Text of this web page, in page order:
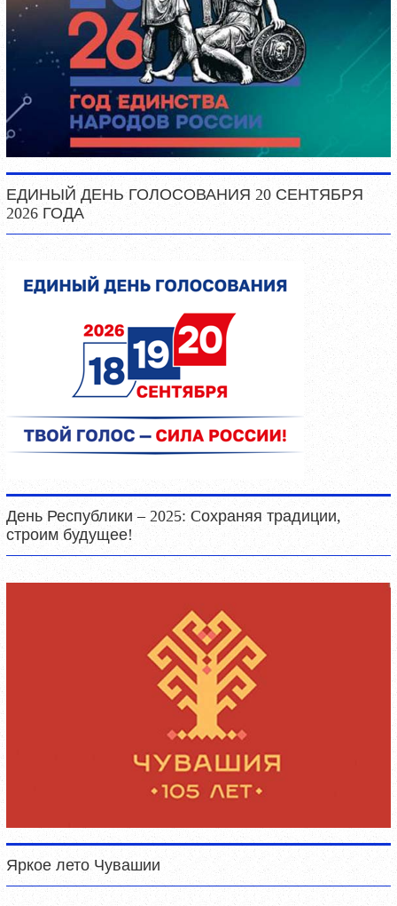
ЕДИНЫЙ ДЕНЬ ГОЛОСОВАНИЯ 20 СЕНТЯБРЯ
2026 ГОДА
День Республики – 2025: Cохраняя традиции,
строим будущее!
Яркое лето Чувашии